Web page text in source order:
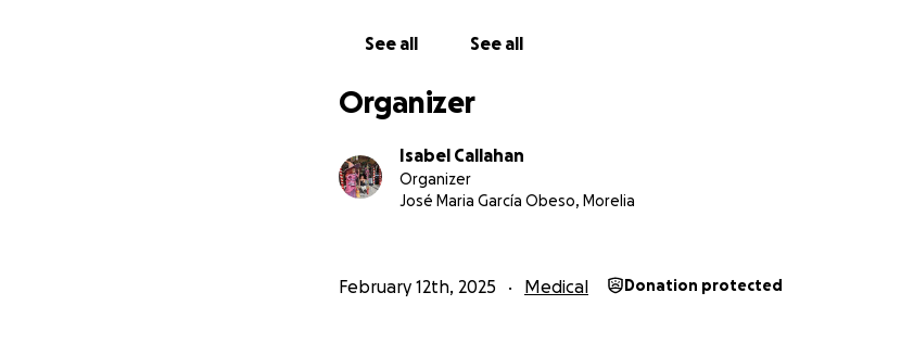
See all See all
Organizer
Isabel Callahan
Organizer
José Maria García Obeso, Morelia
February 12th, 2025 Medical Donation protected